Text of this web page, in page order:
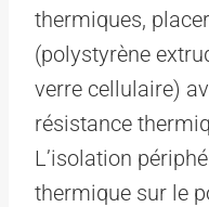
thermiques,
(polystyrène
verre cellulaire)
résistance
L’isolation
thermique sur le